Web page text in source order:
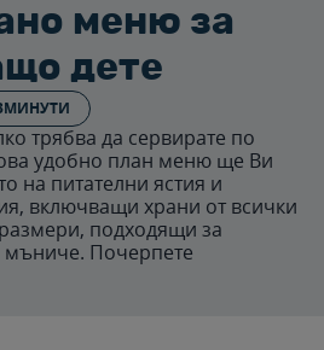
меню за
дете
трябва да сервирате по
удобно план меню ще Ви
на питателни ястия и
включващи храни от всички
подходящи за
мъниче. Почерпете